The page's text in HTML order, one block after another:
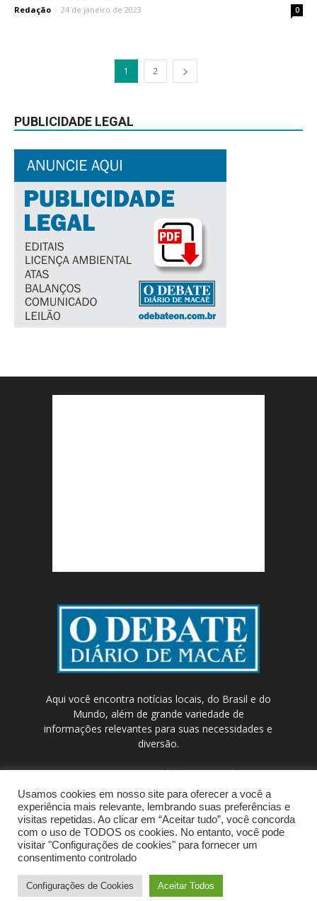
Redação - 24 de janeiro de 2023 0
1 2
PUBLICIDADE LEGAL
Aqui você encontra notícias locais, do Brasil e do
Mundo, além de grande variedade de
informações relevantes para suas necessidades e
diversão.
Contato:contato@odebateon.com.br /
comercia@odebateon.com.br
Usamos cookies em nosso site para oferecer a você a
experiência mais relevante, lembrando suas preferências e
visitas repetidas. Ao clicar em “Aceitar tudo”, você concorda
com o uso de TODOS os cookies. No entanto, você pode
visitar "Configurações de cookies" para fornecer um
consentimento controlado
Configurações de Cookies Aceitar Todos